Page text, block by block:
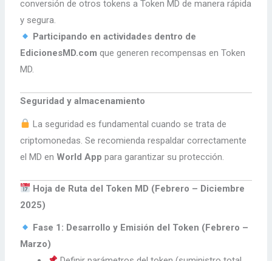
conversión de otros tokens a Token MD de manera rápida
y segura.
Participando en actividades dentro de
EdicionesMD.com que generen recompensas en Token
MD.
Seguridad y almacenamiento
La seguridad es fundamental cuando se trata de
criptomonedas. Se recomienda respaldar correctamente
el MD enWorld App para garantizar su protección.
Hoja de Ruta del Token MD (Febrero – Diciembre
2025)
Fase 1: Desarrollo y Emisión del Token (Febrero –
Marzo)